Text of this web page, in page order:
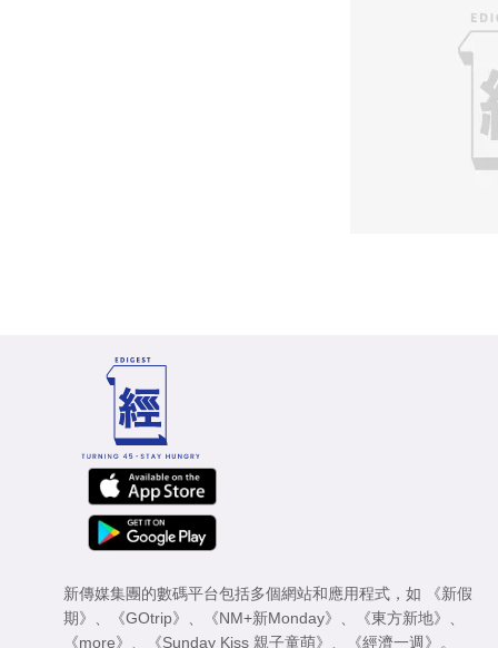
新傳媒集團的數碼平台包括多個網站和應用程式，如
《新假
期》 、 《GOtrip》 、 《NM+新Monday》 、 《東方新地》 、
《more》 、 《Sunday Kiss 親子童萌》 、 《經濟一週》 。